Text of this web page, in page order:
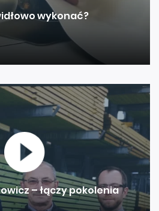
wykonać?
– łączy pokolenia